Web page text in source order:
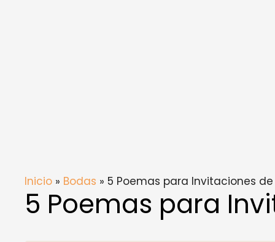
Inicio » Bodas » 5 Poemas para Invitaciones
5 Poemas para